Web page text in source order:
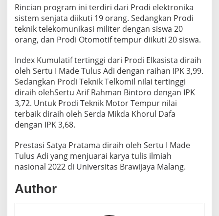
Rincian program ini terdiri dari Prodi elektronika
sistem senjata diikuti 19 orang. Sedangkan Prodi
teknik telekomunikasi militer dengan siswa 20
orang, dan Prodi Otomotif tempur diikuti 20 siswa.
Index Kumulatif tertinggi dari Prodi Elkasista diraih
oleh Sertu I Made Tulus Adi dengan raihan IPK 3,99.
Sedangkan Prodi Teknik Telkomil nilai tertinggi
diraih olehSertu Arif Rahman Bintoro dengan IPK
3,72. Untuk Prodi Teknik Motor Tempur nilai
terbaik diraih oleh Serda Mikda Khorul Dafa
dengan IPK 3,68.
Prestasi Satya Pratama diraih oleh Sertu I Made
Tulus Adi yang menjuarai karya tulis ilmiah
nasional 2022 di Universitas Brawijaya Malang.
Author